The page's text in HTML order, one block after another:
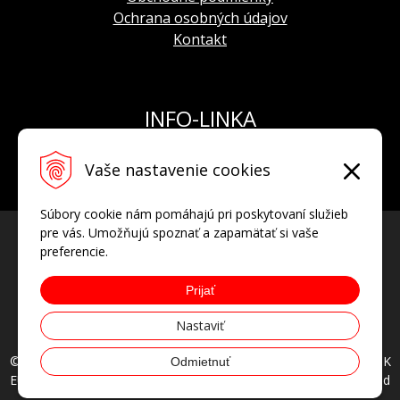
Vaše nastavenie cookies
Súbory cookie nám pomáhajú pri poskytovaní služieb
pre vás. Umožňujú spoznať a zapamätať si vaše
preferencie.
Prijať
Nastaviť
Odmietnuť
Ochrana osobných údajov
Kontakt
INFO-LINKA
E-mail:info@hodinkyvostok.sk
© 2026 HODINKYVOSTOK.SK oficiálny predajca hodiniek VOSTOK
EUROPE, AVIATOR, POLJOT INTERNATIONAL • all rights reserved